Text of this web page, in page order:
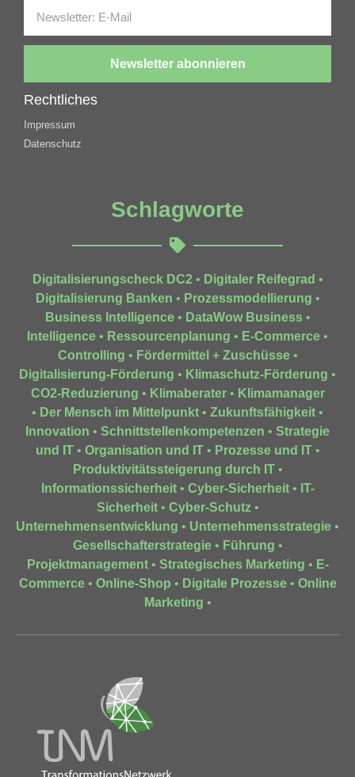
Newsletter abonnieren
Rechtliches
Impressum
Datenschutz
Schlagworte
Digitalisierungscheck DC2• Digitaler Reifegrad •
Digitalisierung Banken • Prozessmodellierung •
Business Intelligence• DataWow Business•
Intelligence • Ressourcenplanung • E-Commerce •
Controlling • Fördermittel + Zuschüsse•
Digitalisierung-Förderung • Klimaschutz-Förderung •
CO2-Reduzierung • Klimaberater• Klimamanager
• Der Mensch im Mittelpunkt • Zukunftsfähigkeit •
Innovation • Schnittstellenkompetenzen • Strategie
und IT• Organisation und IT• Prozesse und IT•
Produktivitätssteigerung durch IT•
Informationssicherheit• Cyber-Sicherheit• IT-
Sicherheit• Cyber-Schutz•
Unternehmensentwicklung • Unternehmensstrategie •
Gesellschafterstrategie• Führung •
Projektmanagement• Strategisches Marketing • E-
Commerce• Online-Shop • Digitale Prozesse• Online
Marketing •